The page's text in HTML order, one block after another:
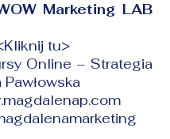
Marketing LAB
tu>
Online – Strategia